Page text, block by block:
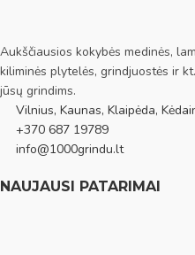
Aukščiausios kokybės medinės,
kiliminės plytelės, grindjuostės ir
jūsų grindims.
Vilnius, Kaunas, Klaipėda,
+370 687 19789
info@1000grindu.lt
NAUJAUSI PATARIMAI